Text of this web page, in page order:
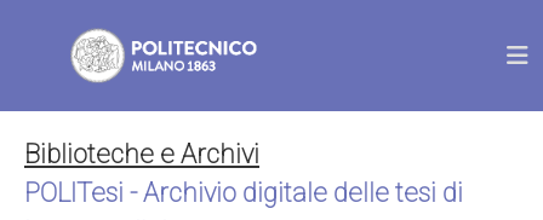
Biblioteche e Archivi
POLITesi - Archivio digitale delle tesi di